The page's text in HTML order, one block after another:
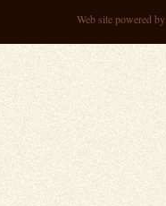
Web site powered by